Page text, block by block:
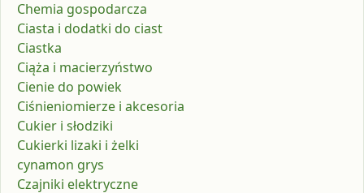
Chemia gospodarcza
Ciasta i dodatki do ciast
Ciastka
Ciąża i macierzyństwo
Cienie do powiek
Ciśnieniomierze i akcesoria
Cukier i słodziki
Cukierki lizaki i żelki
cynamon grys
Czajniki elektryczne